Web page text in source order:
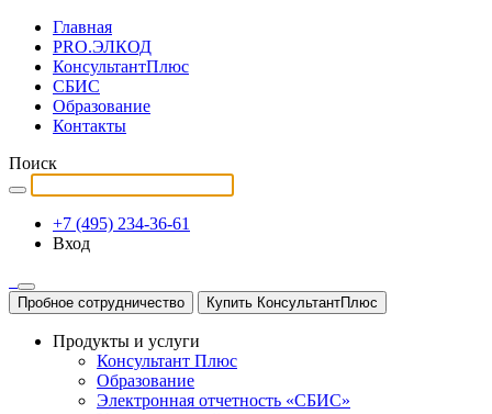
Главная
PRO.ЭЛКОД
КонсультантПлюс
СБИС
Образование
Контакты
Поиск
+7 (495) 234-36-61
Вход
Пробное сотрудничество Купить КонсультантПлюс
Продукты и услуги
Консультант Плюс
Образование
Электронная отчетность «СБИС»